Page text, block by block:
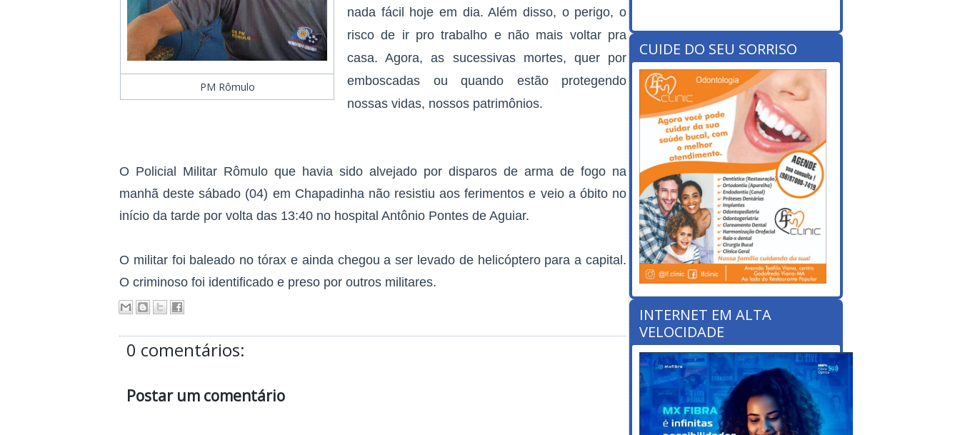
PM Rômulo
nada fácil hoje em dia. Além disso, o perigo, o
risco de ir pro trabalho e não mais voltar pra
casa. Agora, as sucessivas mortes, quer por
emboscadas ou quando estão protegendo
nossas vidas, nossos patrimônios.
O Policial Militar Rômulo que havia sido alvejado por disparos de arma de fogo na
manhã deste sábado (04) em Chapadinha não resistiu aos ferimentos e veio a óbito no
início da tarde por volta das 13:40 no hospital Antônio Pontes de Aguiar.
O militar foi baleado no tórax e ainda chegou a ser levado de helicóptero para a capital.
O criminoso foi identificado e preso por outros militares.
0 comentários:
Postar um comentário
CUIDE DO SEU SORRISO
INTERNET EM ALTA
VELOCIDADE